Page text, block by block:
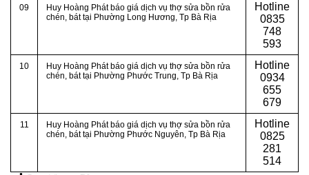
09
Huy Hoàng Phát báo giá dịch vụ thợ sửa bồn rửa
chén, bát tại Phường Long Hương, Tp Bà Rịa
Hotline
0835
748
593
10
Huy Hoàng Phát báo giá dịch vụ thợ sửa bồn rửa
chén, bát tại Phường Phước Trung, Tp Bà Rịa
Hotline
0934
655
679
11
Huy Hoàng Phát báo giá dịch vụ thợ sửa bồn rửa
chén, bát tại Phường Phước Nguyên, Tp Bà Rịa
Hotline
0825
281
514